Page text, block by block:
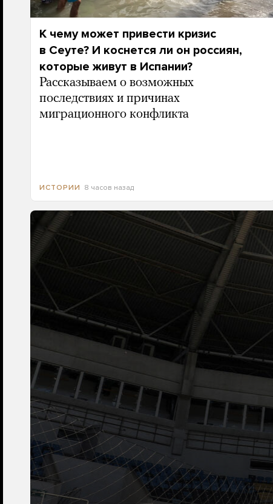
К чему может привести кризис
в Сеуте? И коснется ли он россиян,
которые живут в Испании?
Рассказываем о возможных
последствиях и причинах
миграционного конфликта
ИСТОРИИ 8 часов назад